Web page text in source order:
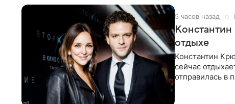
5 часов назад
отдыхе
Константин
сейчас
отправилась в